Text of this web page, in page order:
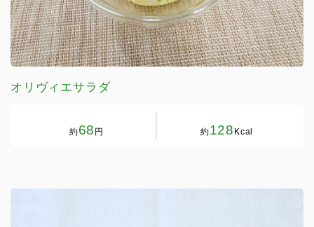
オリヴィエサラダ
約68 円 約128 Kcal